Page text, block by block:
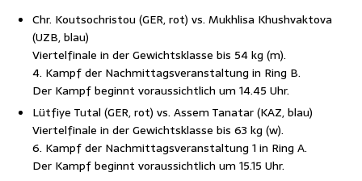
Chr. Kout­so­chris­tou (GER, rot) vs. Mukhli­sa Khush­vak­to­va
(UZB, blau)
Vier­tel­fi­na­le in der Gewichts­klas­se bis 54 kg (m).
4. Kampf der Nach­mit­tags­ver­an­stal­tung in Ring B.
Der Kampf beginnt vor­aus­sicht­lich um 14.45 Uhr.
Lüt­fi­ye Tutal (GER, rot) vs. Assem Tanatar (KAZ, blau)
Vier­tel­fi­na­le in der Gewichts­klas­se bis 63 kg (w).
6. Kampf der Nach­mit­tags­ver­an­stal­tung 1 in Ring A.
Der Kampf beginnt vor­aus­sicht­lich um 15.15 Uhr.